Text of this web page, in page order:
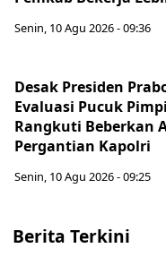
Senin, 10 Agu 2026 - 09:36
Desak Presiden
Evaluasi Pucuk
Rangkuti Beberkan
Pergantian Kapolri
Senin, 10 Agu 2026 - 09:25
Berita Terkini